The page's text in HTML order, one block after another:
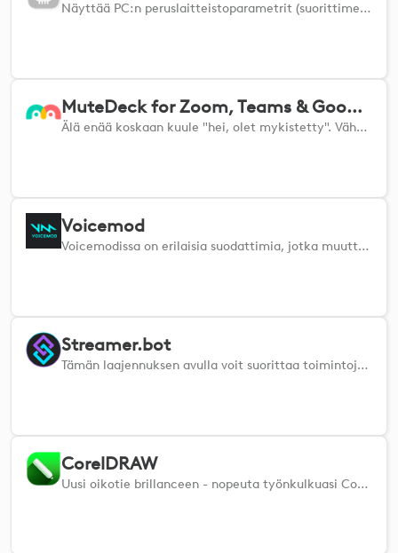
Näyttää PC:n peruslaitteistoparametrit (suorittimen ja näytönohjaimen lämpötila, suorittimen, näytönohjaimen ja muistin kuormitus, suorittimen virrankulutus jne.)
MuteDeck for Zoom, Teams & Google Meet
Älä enää koskaan kuule "hei, olet mykistetty". Vähennä kokousstressiä ja virheitä.
Voicemod
Voicemodissa on erilaisia suodattimia, jotka muuttavat ääntäsi reaaliaikaisesti ja antavat sinulle välittömän, tuntuvan hallinnan.
Streamer.bot
Tämän laajennuksen avulla voit suorittaa toimintoja Streamer.bot-sovelluksessasi.
CorelDRAW
Uusi oikotie brillanceen - nopeuta työnkulkuasi CorelDRAWissa valtavasti tällä uudella lisäosalla.